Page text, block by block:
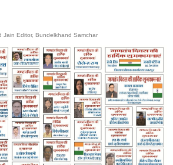
Jain Editor, Bundelkhand Samchar